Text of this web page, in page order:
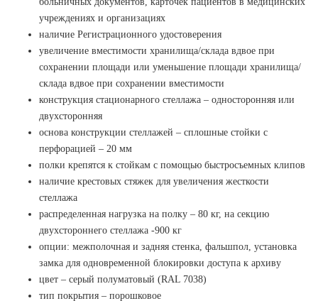
учреждениях и организациях
наличие Регистрационного удостоверения
увеличение вместимости хранилища/склада вдвое при
сохранении площади или уменьшение площади хранилища/
склада вдвое при сохранении вместимости
конструкция стационарного стеллажа – односторонняя или
двухсторонняя
основа конструкции стеллажей – сплошные стойки с
перфорацией – 20 мм
полки крепятся к стойкам с помощью быстросъемных клипов
наличие крестовых стяжек для увеличения жесткости
стеллажа
распределенная нагрузка на полку – 80 кг, на секцию
двухстороннего стеллажа -900 кг
опции: межполочная и задняя стенка, фальшпол, установка
замка для одновременной блокировки доступа к архиву
цвет – серый полуматовый (RAL 7038)
тип покрытия – порошковое